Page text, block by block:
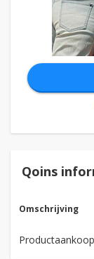
Qoins
Omschrijving
Productaankoop